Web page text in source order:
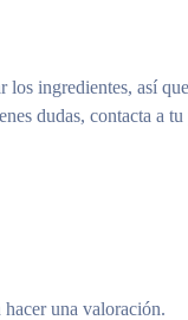
los ingredientes, así
dudas, contacta a
una valoración.